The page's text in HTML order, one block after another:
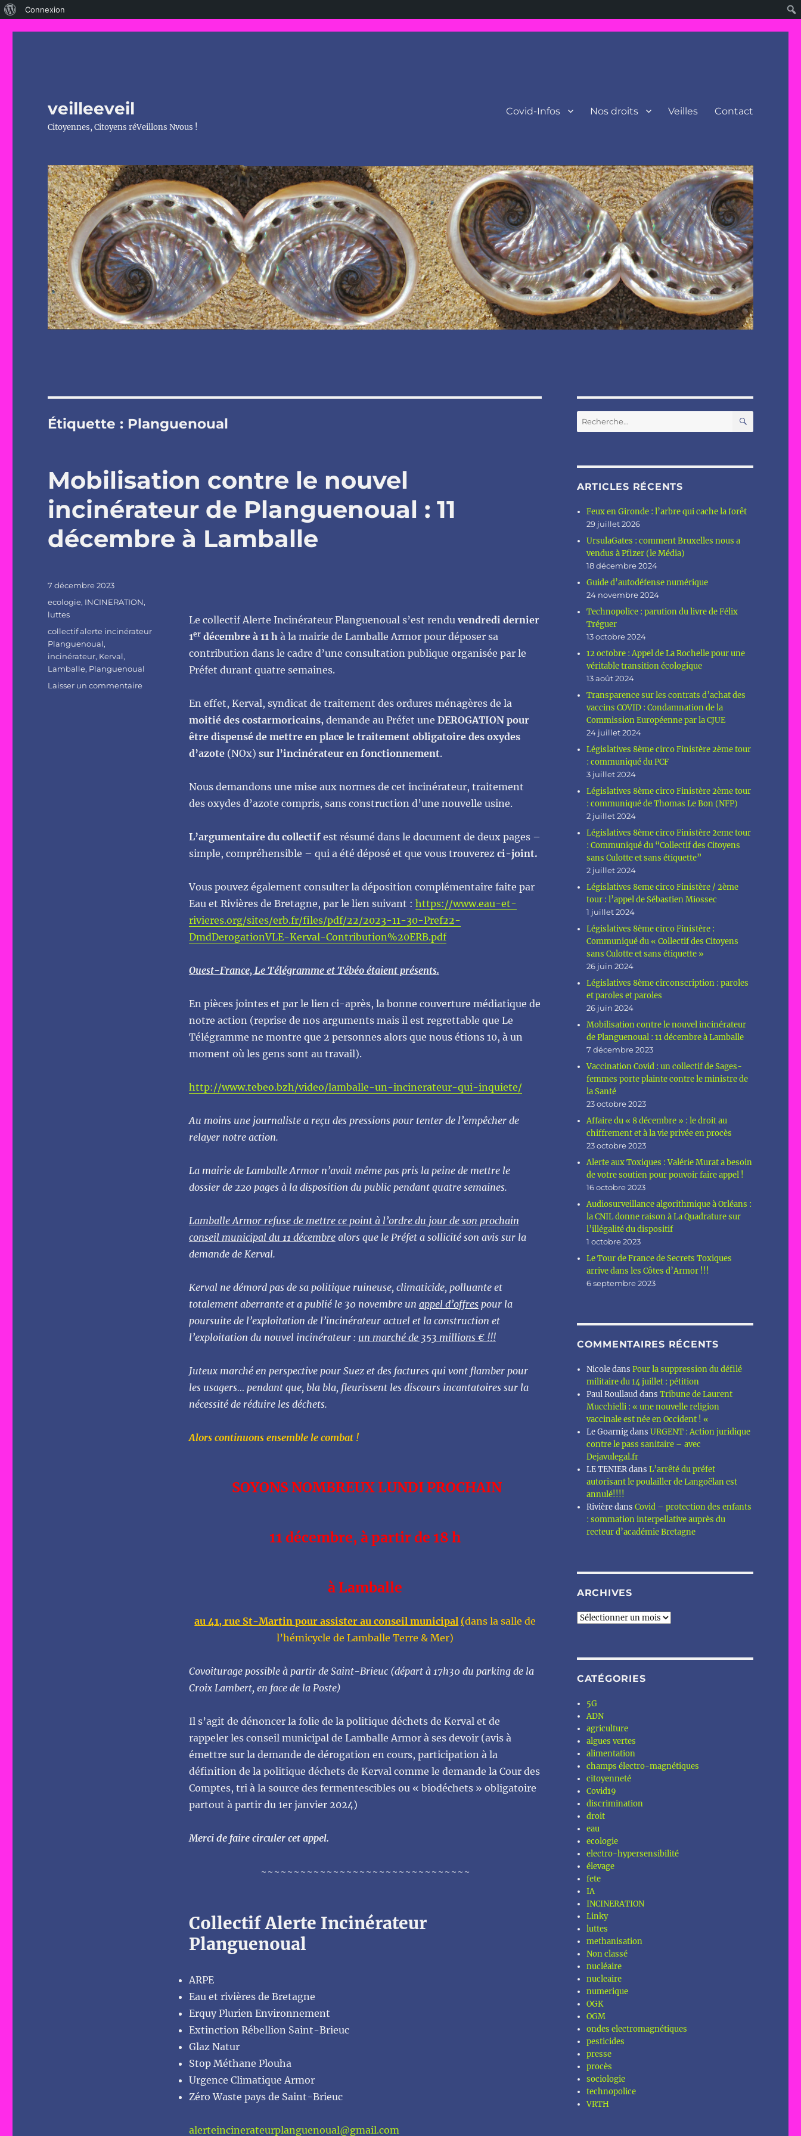
Connexion
veilleeveil
Citoyennes, Citoyens réVeillons Nvous !
Covid-Infos Nos droits Veilles Contact
Étiquette : Planguenoual
Mobilisation contre le nouvel
incinérateur de Planguenoual : 11
décembre à Lamballe
Le collectif Alerte Incinérateur Planguenoual s’est rendu vendredi dernier
1erdécembre à 11 hà la mairie de Lamballe Armor pour déposer sa
contribution dans le cadre d’une consultation publique organisée par le
Préfet durant quatre semaines.
En effet, Kerval, syndicat de traitement des ordures ménagères de la
moitié des costarmoricains,demande au Préfet une DEROGATION pour
être dispensé de mettre en place le traitement obligatoire des oxydes
d’azote (NOx) sur l’incinérateur en fonctionnement.
Nous demandons une mise aux normes de cet incinérateur, traitement
des oxydes d’azote compris, sans construction d’une nouvelle usine.
L’argumentaire du collectifest résumé dans le document de deux pages –
simple, compréhensible – qui a été déposé et que vous trouverez ci-joint.
Vous pouvez également consulter la déposition complémentaire faite par
Eau et Rivières de Bretagne, par le lien suivant : https://www.eau-et-
rivieres.org/sites/erb.fr/files/pdf/22/2023-11-30-Pref22-
DmdDerogationVLE-Kerval-Contribution%20ERB.pdf
Ouest-France, Le Télégramme et Tébéo étaient présents.
En pièces jointes et par le lien ci-après, la bonne couverture médiatique de
notre action (reprise de nos arguments mais il est regrettable que Le
Télégramme ne montre que 2 personnes alors que nous étions 10, à un
moment où les gens sont au travail).
http://www.tebeo.bzh/video/lamballe-un-incinerateur-qui-inquiete/
Au moins une journaliste a reçu des pressions pour tenter de l’empêcher de
relayer notre action.
La mairie de Lamballe Armor n’avait même pas pris la peine de mettre le
dossier de 220 pages à la disposition du public pendant quatre semaines.
Lamballe Armor refuse de mettre ce point à l’ordre du jour de son prochain
conseil municipal du 11 décembrealors que le Préfet a sollicité son avis sur la
demande de Kerval.
Kerval ne démord pas de sa politique ruineuse, climaticide, polluante et
totalement aberrante et a publié le 30 novembre un appel d’offrespour la
poursuite de l’exploitation de l’incinérateur actuel et la construction et
l’exploitation du nouvel incinérateur : un marché de 353 millions € !!!
Juteux marché en perspective pour Suez et des factures qui vont flamber pour
les usagers… pendant que, bla bla, fleurissent les discours incantatoires sur la
nécessité de réduire les déchets.
Alors continuons ensemble le combat !
SOYONS NOMBREUX LUNDI PROCHAIN
11 décembre, à partir de 18 h
à Lamballe
au 41, rue St-Martinpour assister au conseil municipal (dans la salle de
l’hémicycle de Lamballe Terre & Mer)
Covoiturage possible à partir de Saint-Brieuc (départ à 17h30 du parking de la
Croix Lambert, en face de la Poste)
Il s’agit de dénoncer la folie de la politique déchets de Kerval et de
rappeler les conseil municipal de Lamballe Armor à ses devoir (avis à
émettre sur la demande de dérogation en cours, participation à la
définition de la politique déchets de Kerval comme le demande la Cour des
Comptes, tri à la source des fermentescibles ou « biodéchets » obligatoire
partout à partir du 1er janvier 2024)
Merci de faire circuler cet appel.
~~~~~~~~~~~~~~~~~~~~~~~~~~~~~~~~
Collectif Alerte Incinérateur
Planguenoual
ARPE
Eau et rivières de Bretagne
Erquy Plurien Environnement
Extinction Rébellion Saint-Brieuc
Glaz Natur
Stop Méthane Plouha
Urgence Climatique Armor
Zéro Waste pays de Saint-Brieuc
alerteincinerateurplanguenoual@gmail.com
Publié
7 décembre 2023
Catégories
ecologie, INCINERATION,
luttes
Étiquettes
collectif alerte incinérateur
Planguenoual,
incinérateur, Kerval,
Lamballe, Planguenoual
Laisser un commentairesur
Recherche
pour :
ARTICLES RÉCENTS
Feux en Gironde : l’arbre qui cache la forêt
29 juillet 2026
UrsulaGates : comment Bruxelles nous a
vendus à Pfizer (le Média)
18 décembre 2024
Guide d’autodéfense numérique
24 novembre 2024
Technopolice : parution du livre de Félix
Tréguer
13 octobre 2024
12 octobre : Appel de La Rochelle pour une
véritable transition écologique
13 août 2024
Transparence sur les contrats d’achat des
vaccins COVID : Condamnation de la
Commission Européenne par la CJUE
24 juillet 2024
Législatives 8ème circo Finistère 2ème tour
: communiqué du PCF
3 juillet 2024
Législatives 8ème circo Finistère 2ème tour
: communiqué de Thomas Le Bon (NFP)
2 juillet 2024
Législatives 8ème circo Finistère 2eme tour
: Communiqué du “Collectif des Citoyens
sans Culotte et sans étiquette”
2 juillet 2024
Législatives 8eme circo Finistère / 2ème
tour : l’appel de Sébastien Miossec
1 juillet 2024
Législatives 8ème circo Finistère :
Communiqué du « Collectif des Citoyens
sans Culotte et sans étiquette »
26 juin 2024
Législatives 8ème circonscription : paroles
et paroles et paroles
26 juin 2024
Mobilisation contre le nouvel incinérateur
de Planguenoual : 11 décembre à Lamballe
7 décembre 2023
Vaccination Covid : un collectif de Sages-
femmes porte plainte contre le ministre de
la Santé
23 octobre 2023
Affaire du « 8 décembre » : le droit au
chiffrement et à la vie privée en procès
23 octobre 2023
Alerte aux Toxiques : Valérie Murat a besoin
de votre soutien pour pouvoir faire appel !
16 octobre 2023
Audiosurveillance algorithmique à Orléans :
la CNIL donne raison à La Quadrature sur
l’illégalité du dispositif
1 octobre 2023
Le Tour de France de Secrets Toxiques
arrive dans les Côtes d’Armor !!!
6 septembre 2023
COMMENTAIRES RÉCENTS
NicoledansPour la suppression du défilé
militaire du 14 juillet : pétition
Paul RoullauddansTribune de Laurent
Mucchielli : « une nouvelle religion
vaccinale est née en Occident ! «
Le GoarnigdansURGENT : Action juridique
contre le pass sanitaire – avec
Dejavulegal.fr
LE TENIERdansL’arrêté du préfet
autorisant le poulailler de Langoëlan est
annulé!!!!
RivièredansCovid – protection des enfants
: sommation interpellative auprès du
recteur d’académie Bretagne
ARCHIVES
Archives
CATÉGORIES
5G
ADN
agriculture
algues vertes
alimentation
champs électro-magnétiques
citoyenneté
Covid19
discrimination
droit
eau
ecologie
electro-hypersensibilité
élevage
fete
IA
INCINERATION
Linky
luttes
methanisation
Non classé
nucléaire
nucleaire
numerique
OGK
OGM
ondes electromagnétiques
pesticides
presse
procès
sociologie
technopolice
VRTH